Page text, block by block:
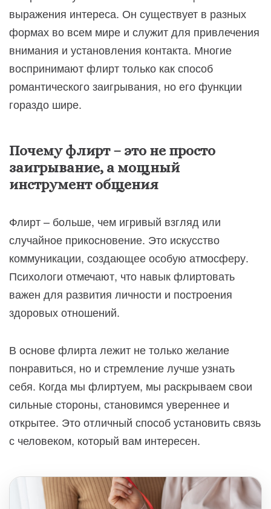
выражения интереса. Он существует в разных
формах во всем мире и служит для привлечения
внимания и установления контакта. Многие
воспринимают флирт только как способ
романтического заигрывания, но его функции
гораздо шире.
Почему флирт – это не просто
заигрывание, а мощный
инструмент общения
Флирт – больше, чем игривый взгляд или
случайное прикосновение. Это искусство
коммуникации, создающее особую атмосферу.
Психологи отмечают, что навык флиртовать
важен для развития личности и построения
здоровых отношений.
В основе флирта лежит не только желание
понравиться, но и стремление лучше узнать
себя. Когда мы флиртуем, мы раскрываем свои
сильные стороны, становимся увереннее и
открытее. Это отличный способ установить связь
с человеком, который вам интересен.